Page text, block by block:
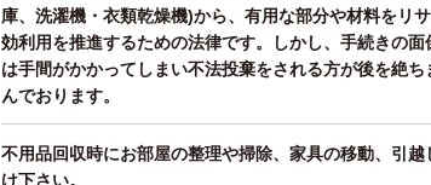
庫、洗濯機・衣類乾燥機)から、有用な部分や材料をリ
効利用を推進するための法律です。しかし、手続きの
は手間がかかってしまい不法投棄をされる方が後を絶
んでおります。
不用品回収時にお部屋の整理や掃除、家具の移動、引
け下さい。